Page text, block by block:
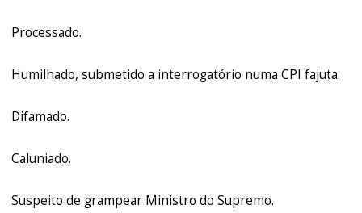
Processado.
Humilhado, submetido a interrogatório numa CPI fajuta.
Difamado.
Caluniado.
Suspeito de grampear Ministro do Supremo.